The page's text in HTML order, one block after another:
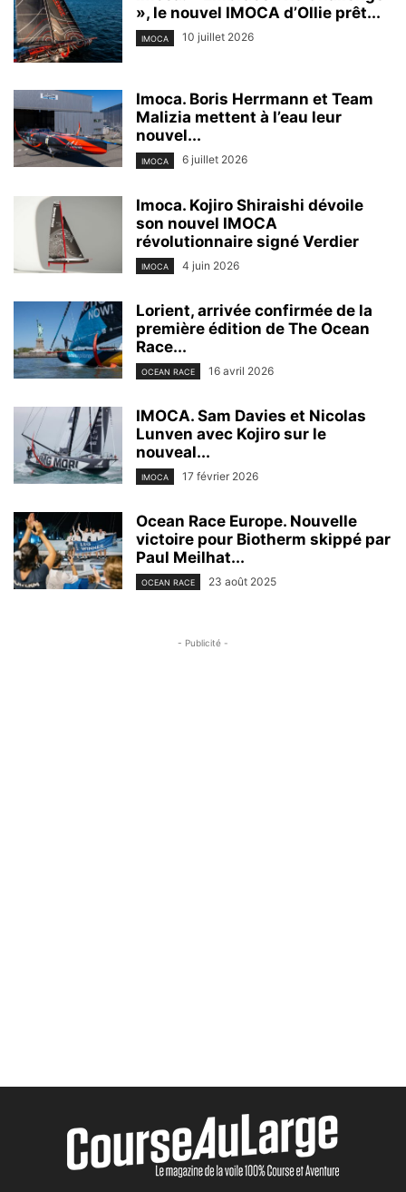
», le nouvel IMOCA d’Ollie prêt...
IMOCA 10 juillet 2026
Imoca. Boris Herrmann et Team
Malizia mettent à l’eau leur
nouvel...
IMOCA 6 juillet 2026
Imoca. Kojiro Shiraishi dévoile
son nouvel IMOCA
révolutionnaire signé Verdier
IMOCA 4 juin 2026
Lorient, arrivée confirmée de la
première édition de The Ocean
Race...
OCEAN RACE 16 avril 2026
IMOCA. Sam Davies et Nicolas
Lunven avec Kojiro sur le
nouveal...
IMOCA 17 février 2026
Ocean Race Europe. Nouvelle
victoire pour Biotherm skippé par
Paul Meilhat...
OCEAN RACE 23 août 2025
- Publicité -